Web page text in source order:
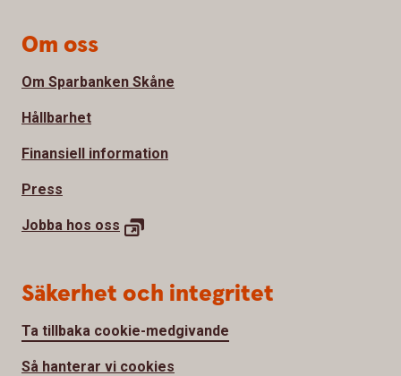
Om oss
Om Sparbanken Skåne
Hållbarhet
Finansiell information
Press
Jobba hos oss
Säkerhet och integritet
Ta tillbaka cookie-medgivande
Så hanterar vi cookies